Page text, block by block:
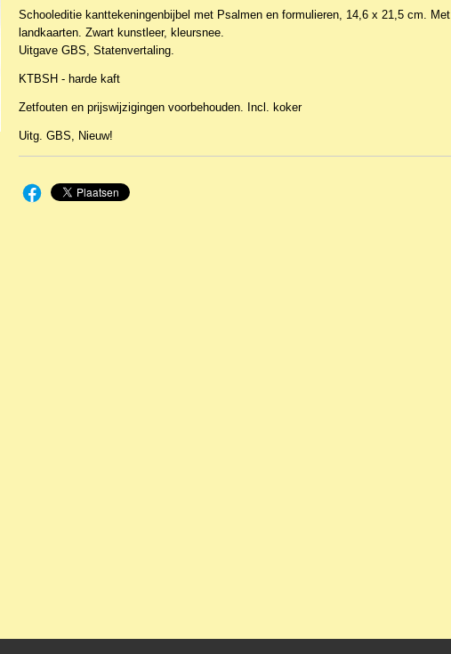
Schooleditie kanttekeningenbijbel met Psalmen en formulieren, 14,6 x 21,5 cm. Met
landkaarten. Zwart kunstleer, kleursnee.
Uitgave GBS, Statenvertaling.
KTBSH - harde kaft
Zetfouten en prijswijzigingen voorbehouden. Incl. koker
Uitg. GBS, Nieuw!